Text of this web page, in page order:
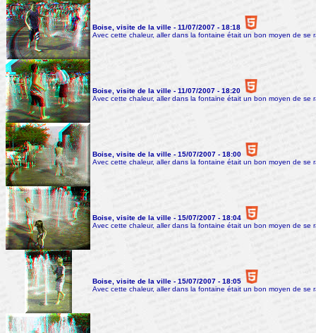
Boise, visite de la ville - 11/07/2007 - 18:18
Avec cette chaleur, aller dans la fontaine était un bon moyen de
Boise, visite de la ville - 11/07/2007 - 18:20
Avec cette chaleur, aller dans la fontaine était un bon moyen de
Boise, visite de la ville - 15/07/2007 - 18:00
Avec cette chaleur, aller dans la fontaine était un bon moyen de
Boise, visite de la ville - 15/07/2007 - 18:04
Avec cette chaleur, aller dans la fontaine était un bon moyen de
Boise, visite de la ville - 15/07/2007 - 18:05
Avec cette chaleur, aller dans la fontaine était un bon moyen de